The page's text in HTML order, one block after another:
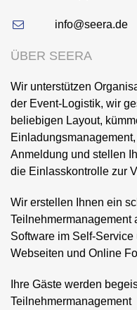
info@seera.de
ÜBER SEERA
Wir unterstützen
der Event-Logistik, wir
beliebigen Layout,
Anmeldung und stellen
die Einlasskontrolle zur
Wir erstellen Ihnen ein
Teilnehmermanagement
Software im Self-
Webseiten und Online
Ihre Gäste werden
Teilnehmermanagement